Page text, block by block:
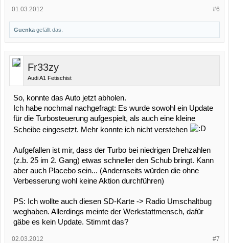
#6
01.03.2012
Guenka gefällt das.
Fr33zy
Audi A1 Fetischist
So, konnte das Auto jetzt abholen.
Ich habe nochmal nachgefragt: Es wurde sowohl ein Update
für die Turbosteuerung aufgespielt, als auch eine kleine
Scheibe eingesetzt. Mehr konnte ich nicht verstehen
Aufgefallen ist mir, dass der Turbo bei niedrigen Drehzahlen
(z.b. 25 im 2. Gang) etwas schneller den Schub bringt. Kann
aber auch Placebo sein... (Andernseits würden die ohne
Verbesserung wohl keine Aktion durchführen)
PS: Ich wollte auch diesen SD-Karte -> Radio Umschaltbug
weghaben. Allerdings meinte der Werkstattmensch, dafür
gäbe es kein Update. Stimmt das?
#7
02.03.2012